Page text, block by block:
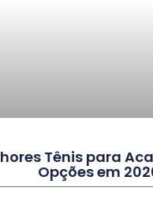
Tênis para
Opções em